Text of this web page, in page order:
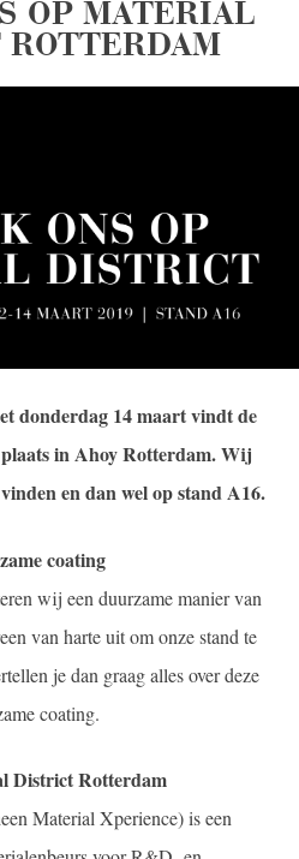
OP MATERIAL
donderdag 14 maart vindt de
in Ahoy Rotterdam. Wij
en dan wel op stand A16.
coating
wij een duurzame manier van
van harte uit om onze stand te
je dan graag alles over deze
coating.
District Rotterdam
Material Xperience) is een